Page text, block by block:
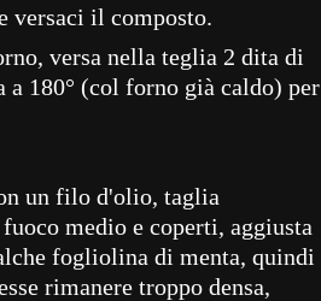
versaci il composto.
versa nella teglia 2 dita di
a 180° (col forno già caldo) per
un filo d'olio, taglia
medio e coperti, aggiusta
fogliolina di menta, quindi
rimanere troppo densa,